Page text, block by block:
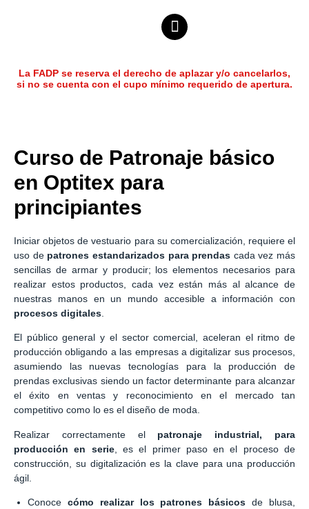
La FADP se reserva el derecho de aplazar y/o cancelarlos,
si no se cuenta con el cupo mínimo requerido de apertura.
Curso de Patronaje básico
en Optitex para
principiantes
Iniciar objetos de vestuario para su comercialización, requiere el
uso de patrones estandarizados para prendas cada vez más
sencillas de armar y producir; los elementos necesarios para
realizar estos productos, cada vez están más al alcance de
nuestras manos en un mundo accesible a información con
procesos digitales
El público general y el sector comercial, aceleran el ritmo de
producción obligando a las empresas a digitalizar sus procesos,
asumiendo las nuevas tecnologías para la producción de
prendas exclusivas siendo un factor determinante para alcanzar
el éxito en ventas y reconocimiento en el mercado tan
competitivo como lo es el diseño de moda.
Realizar correctamente el patronaje industrial, para
producción en serie, es el primer paso en el proceso de
construcción, su digitalización es la clave para una producción
ágil.
Conoce cómo realizar los patrones básicos de blusa,